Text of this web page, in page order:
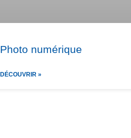
Photo numérique
DÉCOUVRIR »